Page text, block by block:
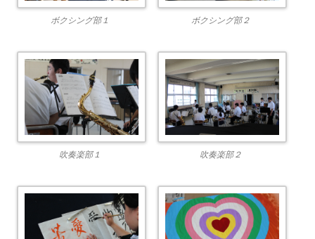
ボクシング部１ ボクシング部２
吹奏楽部１ 吹奏楽部２